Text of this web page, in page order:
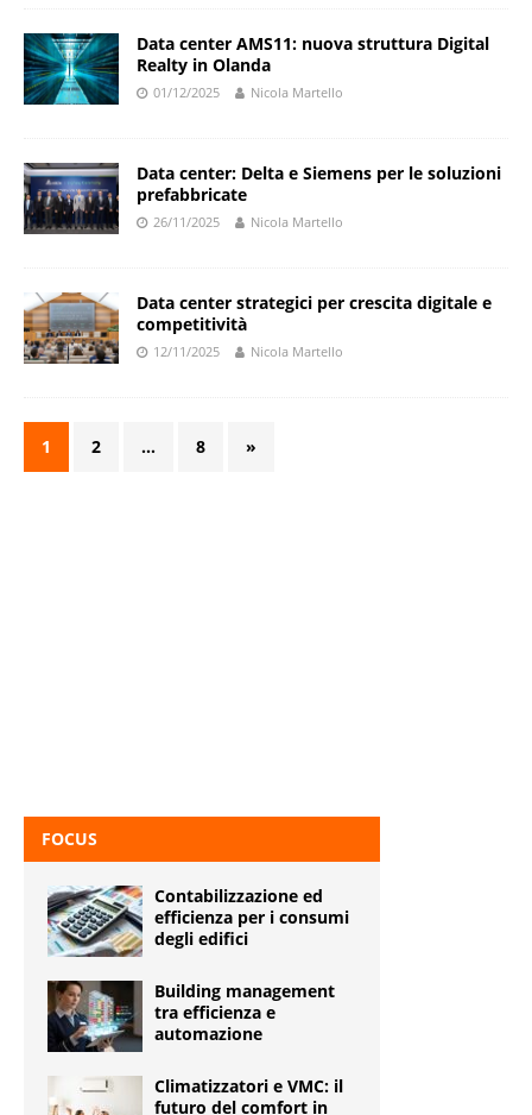
Data center AMS11: nuova struttura Digital
Realty in Olanda
01/12/2025 Nicola Martello
Data center: Delta e Siemens per le soluzioni
prefabbricate
26/11/2025 Nicola Martello
Data center strategici per crescita digitale e
competitività
12/11/2025 Nicola Martello
1 2 … 8 »
FOCUS
Contabilizzazione ed
efficienza per i consumi
degli edifici
Building management
tra efficienza e
automazione
Climatizzatori e VMC: il
futuro del comfort in